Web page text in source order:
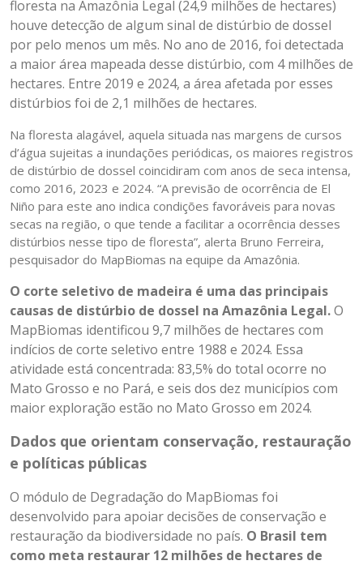
floresta na Amazônia Legal (24,9 milhões de hectares)
houve detecção de algum sinal de distúrbio de dossel
por pelo menos um mês. No ano de 2016, foi detectada
a maior área mapeada desse distúrbio, com 4 milhões de
hectares. Entre 2019 e 2024, a área afetada por esses
distúrbios foi de 2,1 milhões de hectares.
Na floresta alagável, aquela situada nas margens de cursos
d’água sujeitas a inundações periódicas, os maiores registros
de distúrbio de dossel coincidiram com anos de seca intensa,
como 2016, 2023 e 2024. “A previsão de ocorrência de El
Niño para este ano indica condições favoráveis para novas
secas na região, o que tende a facilitar a ocorrência desses
distúrbios nesse tipo de floresta”, alerta Bruno Ferreira,
pesquisador do MapBiomas na equipe da Amazônia.
O corte seletivo de madeira é uma das principais
causas de distúrbio de dossel na Amazônia Legal.O
MapBiomas identificou 9,7 milhões de hectares com
indícios de corte seletivo entre 1988 e 2024. Essa
atividade está concentrada: 83,5% do total ocorre no
Mato Grosso e no Pará, e seis dos dez municípios com
maior exploração estão no Mato Grosso em 2024.
Dados que orientam conservação, restauração
e políticas públicas
O módulo de Degradação do MapBiomas foi
desenvolvido para apoiar decisões de conservação e
restauração da biodiversidade no país. O Brasil tem
como meta restaurar 12 milhões de hectares de